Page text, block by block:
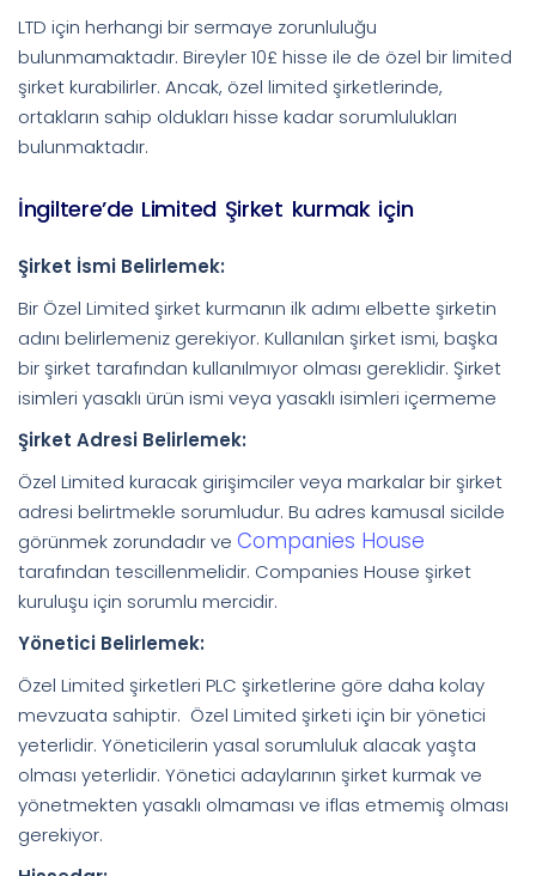
LTD için herhangi bir sermaye zorunluluğu
bulunmamaktadır. Bireyler 10£ hisse ile de özel bir limited
şirket kurabilirler. Ancak, özel limited şirketlerinde,
ortakların sahip oldukları hisse kadar sorumlulukları
bulunmaktadır.
İngiltere’de Limited Şirket kurmak için
Şirket İsmi Belirlemek:
Bir Özel Limited şirket kurmanın ilk adımı elbette şirketin
adını belirlemeniz gerekiyor. Kullanılan şirket ismi, başka
bir şirket tarafından kullanılmıyor olması gereklidir. Şirket
isimleri yasaklı ürün ismi veya yasaklı isimleri içermeme
Şirket Adresi Belirlemek:
Özel Limited kuracak girişimciler veya markalar bir şirket
adresi belirtmekle sorumludur. Bu adres kamusal sicilde
görünmek zorundadır ve Companies House
tarafından tescillenmelidir. Companies House şirket
kuruluşu için sorumlu mercidir.
Yönetici Belirlemek:
Özel Limited şirketleri PLC şirketlerine göre daha kolay
mevzuata sahiptir. Özel Limited şirketi için bir yönetici
yeterlidir. Yöneticilerin yasal sorumluluk alacak yaşta
olması yeterlidir. Yönetici adaylarının şirket kurmak ve
yönetmekten yasaklı olmaması ve iflas etmemiş olması
gerekiyor.